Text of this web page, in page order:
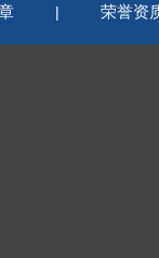
| 荣誉资